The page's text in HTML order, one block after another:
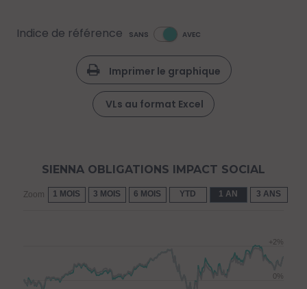
Indice de référence SANS AVEC
Imprimer le graphique
VLs au format Excel
Zoom 1 MOIS 3 MOIS 6 MOIS YTD 1 AN 3 ANS
SIENNA OBLIGATIONS IMPACT SOCIAL
0%
+2%